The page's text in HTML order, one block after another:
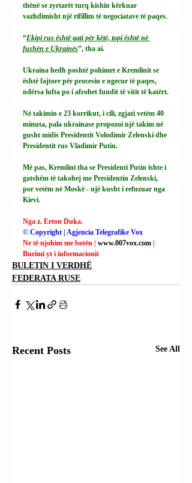
thënë se zyrtarët turq kishin kërkuar
vazhdimisht një rifillim të negociatave të paqes.
“Ekipi rus është gati për këtë, topi është në
fushën e Ukrainës”, tha ai.
Ukraina hedh poshtë pohimet e Kremlinit se
është fajtore për procesin e ngecur të paqes,
ndërsa lufta po i afrohet fundit të vitit të katërt.
Në takimin e 23 korrikut, i cili, zgjati vetëm 40
minuta, pala ukrainase propozoi një takim në
gusht midis Presidentit Volodimir Zelenski dhe
Presidentit rus Vladimir Putin.
Më pas, Kremlini tha se Presidenti Putin ishte i
gatshëm të takohej me Presidentin Zelenski,
por vetëm në Moskë - një kusht i refuzuar nga
Kievi.
Nga z. Erton Duka.
© Copyright | Agjencia Telegrafike Vox
Ne të njohim me botën | www.007vox.com |
Burimi yt i informacionit
BULETIN I VERDHË
FEDERATA RUSE
Recent Posts See All